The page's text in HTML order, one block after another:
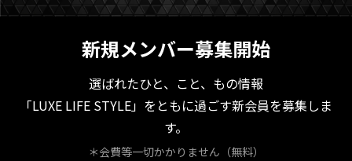
新規メンバー募集開始
選ばれたひと、こと、もの情報
「LUXE LIFE STYLE」をともに過ごす新会員を募集しま
す。
＊会費等一切かかりません（無料）